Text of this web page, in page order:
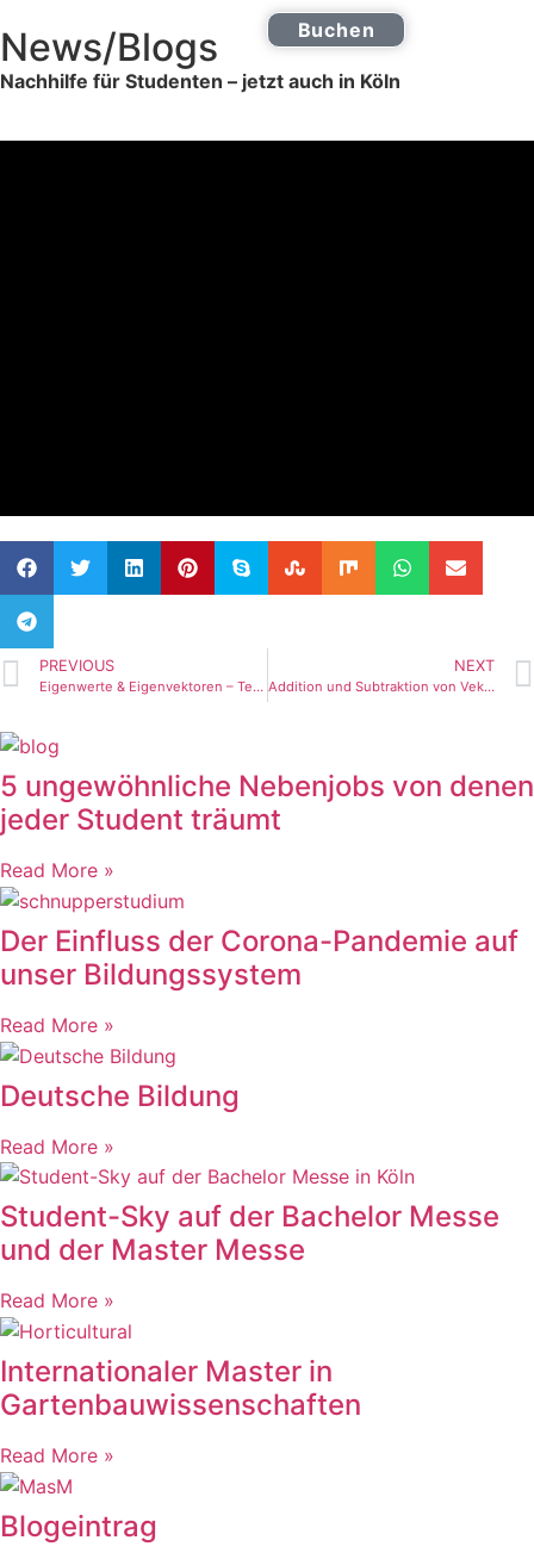
Buchen
News/Blogs
Nachhilfe für Studenten – jetzt auch in Köln
PREVIOUS
Eigenwerte & Eigenvektoren – Teil 2 (Tutorial)
NEXT
Addition und Subtraktion von Vektoren (Tutorial)
5 ungewöhnliche Nebenjobs von denen
jeder Student träumt
Read More »
Der Einfluss der Corona-Pandemie auf
unser Bildungssystem
Read More »
Deutsche Bildung
Read More »
Student-Sky auf der Bachelor Messe
und der Master Messe
Read More »
Internationaler Master in
Gartenbauwissenschaften
Read More »
Blogeintrag